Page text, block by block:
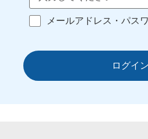
メールアドレス・パス
ログイン